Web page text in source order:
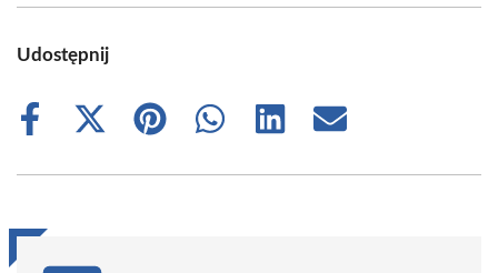
Udostępnij
Share
Share
(Twitter)
Share
Share
Share
Share